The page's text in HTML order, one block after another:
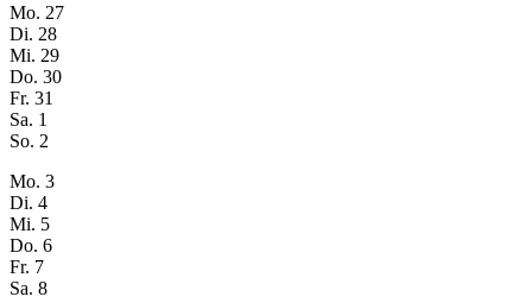
Mo. 27
Di. 28
Mi. 29
Do. 30
Fr. 31
Sa. 1
So. 2
Mo. 3
Di. 4
Mi. 5
Do. 6
Fr. 7
Sa. 8